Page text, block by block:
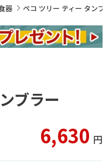
器 ペコ ツリー ティー タンブ
ブラー
6,630 円